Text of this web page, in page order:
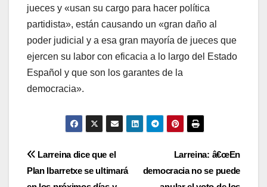
jueces y «usan su cargo para hacer polí­tica
partidista», están causando un «gran daño al
poder judicial y a esa gran mayorí­a de jueces que
ejercen su labor con eficacia a lo largo del Estado
Español y que son los garantes de la
democracia».
Navegación
Larreina: â€œEn
democracia no se puede
Larreina dice que el
Plan Ibarretxe se ultimará